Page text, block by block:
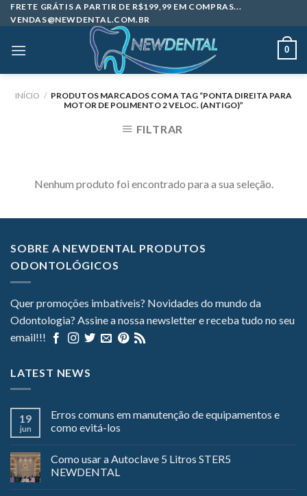
Skip
to
FRETE GRÁTIS A PARTIR DE R$199,99 EM COMPRAS...
VENDAS@NEWDENTAL.COM.BR
0
INÍCIO / PRODUTOS MARCADOS COM A TAG “PONTA DIREITA PARA
MOTOR DE POLIMENTO 2 VELOC. (ANTIGO)”
FILTRAR
Nenhum produto foi encontrado para a sua seleção.
SOBRE A NEWDENTAL PRODUTOS
ODONTOLÓGICOS
Quer promoções imbatíveis? Novidades do mundo da
Odontologia? Assine a nossa newsletter e receba tudo no seu
email!!!
LATEST NEWS
19
jun
Erros comuns em manutenção de equipamentos e
como evitá-los
Como usar a Autoclave 5 Litros STER5
NEWDENTAL